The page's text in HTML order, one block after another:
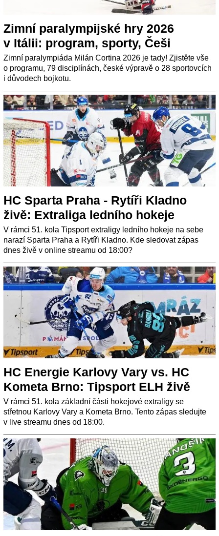
Zimní paralympijské hry 2026
v Itálii: program, sporty, Češi
Zimní paralympiáda Milán Cortina 2026 je tady! Zjistěte vše
o programu, 79 disciplínách, české výpravě o 28 sportovcích
i důvodech bojkotu.
HC Sparta Praha - Rytíři Kladno
živě: Extraliga ledního hokeje
V rámci 51. kola Tipsport extraligy ledního hokeje na sebe
narazí Sparta Praha a Rytíři Kladno. Kde sledovat zápas
dnes živě v online streamu od 18:00?
HC Energie Karlovy Vary vs. HC
Kometa Brno: Tipsport ELH živě
V rámci 51. kola základní části hokejové extraligy se
střetnou Karlovy Vary a Kometa Brno. Tento zápas sledujte
v live streamu dnes od 18:00.